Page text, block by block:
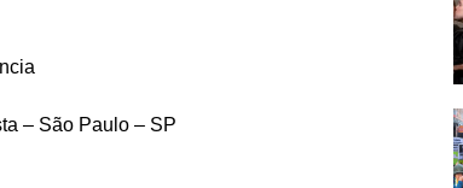
– São Paulo – SP